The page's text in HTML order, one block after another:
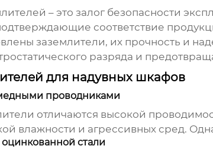
– это залог безопасности
соответствие
заземлители, их прочность и
разряда и
для надувных шкафов
проводниками
отличаются высокой
влажности и агрессивных сред.
стали